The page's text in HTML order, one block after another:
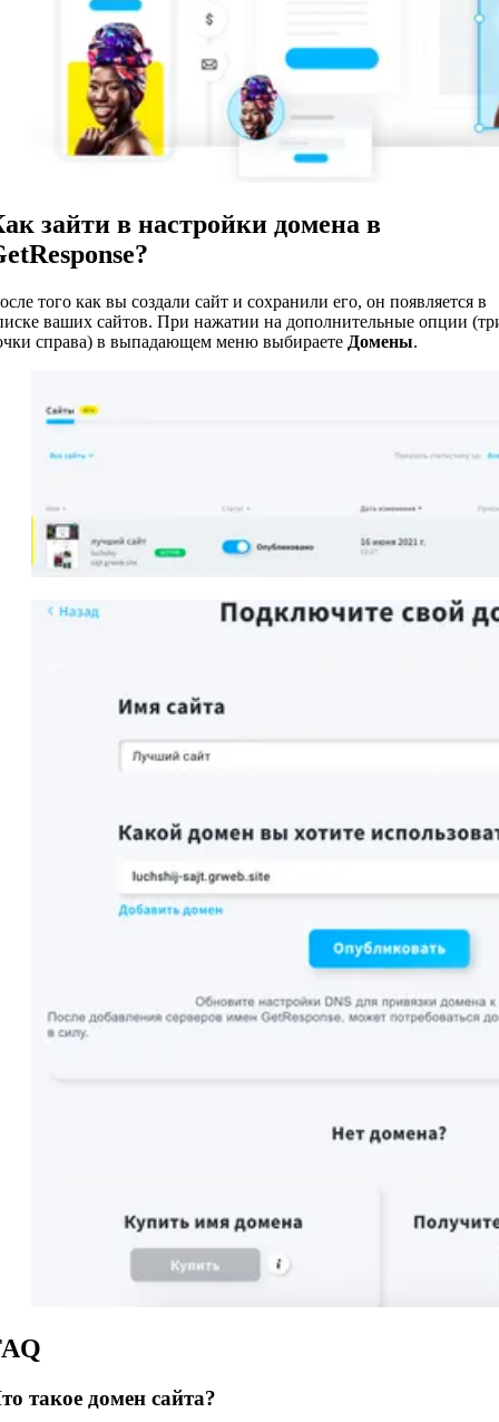
зайти в настройки домена в
того как вы создали сайт и сохранили его, он появляется в
ваших сайтов. При нажатии на дополнительные опции
справа) в выпадающем меню выбираете Домены.
такое домен сайта?